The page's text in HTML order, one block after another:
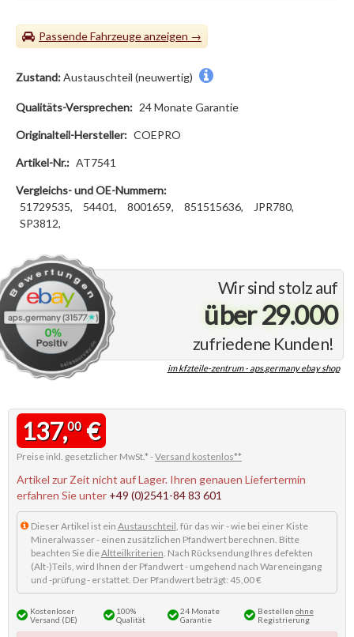
Passende Fahrzeuge
Wir sind stolz auf
über 29.000
zufriedene Kunden!
im kfzteile-zentrum - aps.germany ebay shop
Zustand:Austauschteil (neuwertig)
Qualitäts-Versprechen: 24 Monate Garantie
Originalteil-Hersteller: COEPRO
Artikel-Nr.: AT7541
Vergleichs- und OE-Nummern:
51729535,
54401, 8001659, 851515636,
JPR780,
SP3812,
137,00€
Preise inkl. gesetzlicher MwSt.* -Versand kostenlos**
Artikel zur Zeit nicht auf Lager. Ihren genauen Liefertermin
erfahren Sie unter +49 (0)2541-84 83 601
Dieser Artikel ist ein Austauschteil , für das wir - wie bei einer Kiste
Mineralwasser - einen zusätzlichen Pfandwert berechnen. Bitte
beachten Sie dieAltteilkriterien . Nach Rücksendung Ihres defekten
(Alt-)Teils, wird Ihnen der Pfandwert - umgehend nach Wareneingang
und -prüfung - erstattet. Der Pfandwert beträgt: 45,00 €
Kostenloser
Versand (DE)
100%
Qualität
24 Monate
Garantie
Bestellen ohne
Registrierung